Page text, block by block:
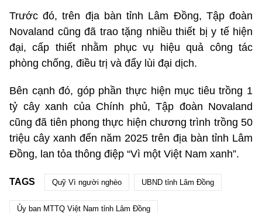
Trước đó, trên địa bàn tỉnh Lâm Đồng, Tập đoàn
Novaland cũng đã trao tặng nhiều thiết bị y tế hiện
đại, cấp thiết nhằm phục vụ hiệu quả công tác
phòng chống, điều trị và đẩy lùi đại dịch.
Bên cạnh đó, góp phần thực hiện mục tiêu trồng 1
tỷ cây xanh của Chính phủ, Tập đoàn Novaland
cũng đã tiên phong thực hiện chương trình trồng 50
triệu cây xanh đến năm 2025 trên địa bàn tỉnh Lâm
Đồng, lan tỏa thông điệp “Vì một Việt Nam xanh”.
TAGS Quỹ Vì người nghèo UBND tỉnh Lâm Đồng
Ủy ban MTTQ Việt Nam tỉnh Lâm Đồng